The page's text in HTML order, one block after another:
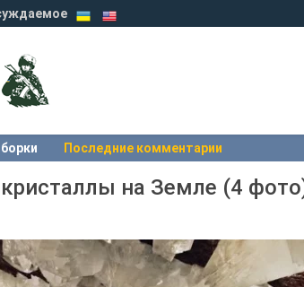
Последние комментарии
на Земле (4